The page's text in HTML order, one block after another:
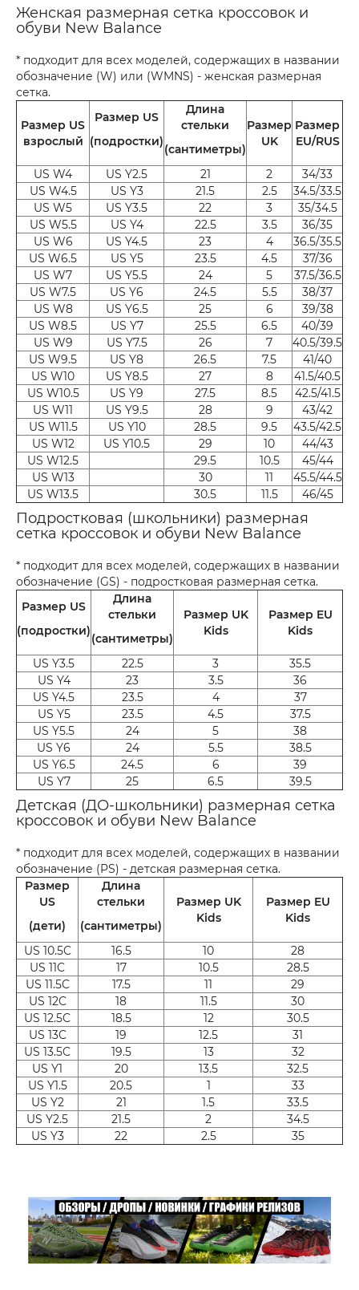
Женская размерная сетка кроссовок и
обуви New Balance
* подходит для всех моделей, содержащих в названии
обозначение (W) или (WMNS) - женская размерная
сетка.
Размер US
взрослый
Размер US
(подростки)
Длина
стельки
(сантиметры)
Размер
UK
Размер
EU/RUS
US W4 US Y2.5 21 2
34/33
US W4.5
US Y3 21.5 2.5
34.5/33.5
US W5
US Y3.5 22 3
35/34.5
US W5.5
US Y4 22.5 3.5
36/35
US W6
US Y4.5 23 4
36.5/35.5
US W6.5
US Y5 23.5 4.5
37/36
US W7
US Y5.5 24 5
37.5/36.5
US W7.5
US Y6 24.5 5.5
38/37
US W8
US Y6.5 25 6
39/38
US W8.5
US Y7 25.5 6.5
40/39
US W9
US Y7.5 26 7
40.5/39.5
US W9.5
US Y8 26.5 7.5
41/40
US W10
US Y8.5 27 8
41.5/40.5
US W10.5
US Y9 27.5 8.5
42.5/41.5
US W11
US Y9.5 28 9
43/42
US W11.5
US Y10 28.5 9.5
43.5/42.5
US W12
US Y10.5 29 10
44/43
US W12.5
29.5 10.5
45/44
US W13
30 11
45.5/44.5
US W13.5
30.5 11.5 46/45
Подростковая (школьники) размерная
сетка кроссовок и обуви New Balance
* подходит для всех моделей, содержащих в названии
обозначение (GS) - подростковая размерная сетка.
Размер US
(подростки)
Длина
стельки
(сантиметры)
Размер UK
Kids
Размер EU
Kids
US Y3.5 22.5 3
35.5
US Y4
23 3.5
36
US Y4.5
23.5 4
37
US Y5
23.5 4.5
37.5
US Y5.5
24 5
38
US Y6
24 5.5
38.5
US Y6.5
24.5 6
39
US Y7
25 6.5 39.5
Детская (ДО-школьники) размерная сетка
кроссовок и обуви New Balance
* подходит для всех моделей, содержащих в названии
обозначение (PS) - детская размерная сетка.
Размер
US
(дети)
Длина
стельки
(сантиметры)
Размер UK
Kids
Размер EU
Kids
US 10.5C 16.5 10
28
US 11C
17 10.5
28.5
US 11.5C
17.5 11
29
US 12C
18 11.5
30
US 12.5C
18.5 12
30.5
US 13C
19 12.5
31
US 13.5C
19.5 13
32
US Y1
20 13.5
32.5
US Y1.5
20.5 1
33
US Y2
21 1.5
33.5
US Y2.5
21.5 2
34.5
US Y3
22 2.5 35